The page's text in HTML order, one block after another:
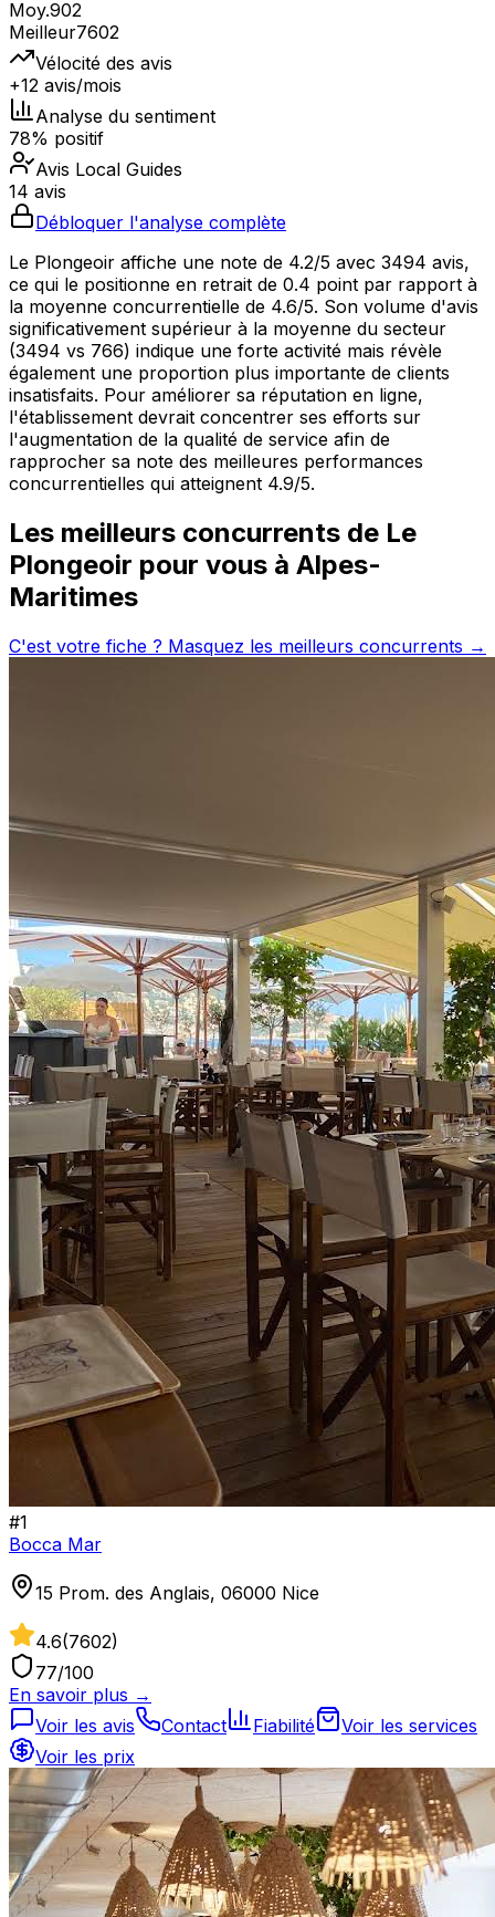
Moy.902
Meilleur7602
Vélocité des avis
+12 avis/mois
Analyse du sentiment
78% positif
Avis Local Guides
14 avis
Débloquer l'analyse complète
Le Plongeoir affiche une note de 4.2/5 avec 3494 avis,
ce qui le positionne en retrait de 0.4 point par rapport à
la moyenne concurrentielle de 4.6/5. Son volume d'avis
significativement supérieur à la moyenne du secteur
(3494 vs 766) indique une forte activité mais révèle
également une proportion plus importante de clients
insatisfaits. Pour améliorer sa réputation en ligne,
l'établissement devrait concentrer ses efforts sur
l'augmentation de la qualité de service afin de
rapprocher sa note des meilleures performances
concurrentielles qui atteignent 4.9/5.
Les meilleurs concurrents de Le
Plongeoir pour vous à Alpes-
Maritimes
C'est votre fiche ? Masquez les meilleurs concurrents →
#1
Bocca Mar
15 Prom. des Anglais, 06000 Nice
4.6(7602)
77/100
En savoir plus →
Voir les avis
Contact Fiabilité
Voir les services
Voir les prix